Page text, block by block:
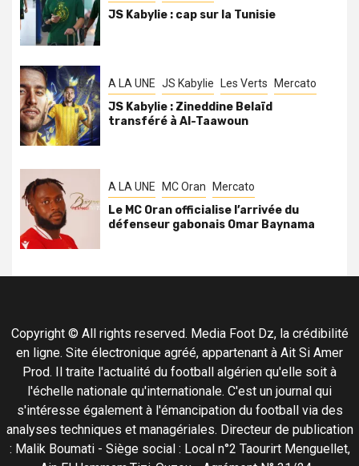
JS Kabylie : cap sur la Tunisie
A LA UNE JS Kabylie Les Verts Mercato
JS Kabylie : Zineddine Belaïd
transféré à Al-Taawoun
A LA UNE MC Oran Mercato
Le MC Oran officialise l’arrivée du
défenseur gabonais Omar Baynama
Copyright © All rights reserved. Media Foot Dz, la crédibilité
en ligne. Site électronique agréé, appartenant à Ait Si Amer
Prod. Il traite l'actualité du football algérien qu'elle soit à
l'échelle nationale qu'internationale. C'est un journal qui
s'intéresse également à l'émancipation du football via des
analyses techniques et managériales. Directeur de publication
: Malik Boumati - Siège social : Local n°2 Taourirt Menguellet,